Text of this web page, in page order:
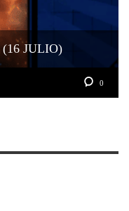
JULIO)
0